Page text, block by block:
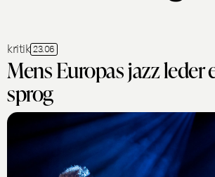
kritik 23.06
Mens Europas jazz leder
sprog